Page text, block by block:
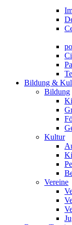
Bildung &
Bildung
Kultur
Vereine